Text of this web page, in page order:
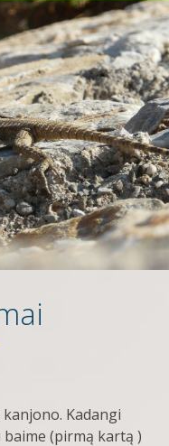
Kadangi
(pirmą kartą )